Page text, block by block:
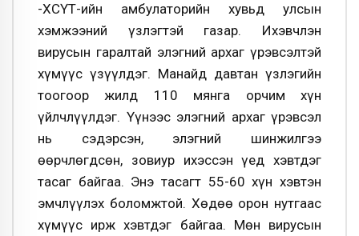
-ХӨСҮТ-ийн амбулаторийн хувьд улсын
хэмжээний үзлэгтэй газар. Ихэвчлэн
вирусын гаралтай элэгний архаг үрэвсэлтэй
хүмүүс үзүүлдэг. Манайд давтан үзлэгийн
тоогоор жилд 110 мянга орчим хүн
үйлчлүүлдэг. Үүнээс элэгний архаг үрэвсэл
нь сэдэрсэн, элэгний шинжилгээ
өөрчлөгдсөн, зовиур ихэссэн үед хэвтдэг
тасаг байгаа. Энэ тасагт 55-60 хүн хэвтэн
эмчлүүлэх боломжтой. Хөдөө орон нутгаас
хүмүүс ирж хэвтдэг байгаа. Мөн вирусын